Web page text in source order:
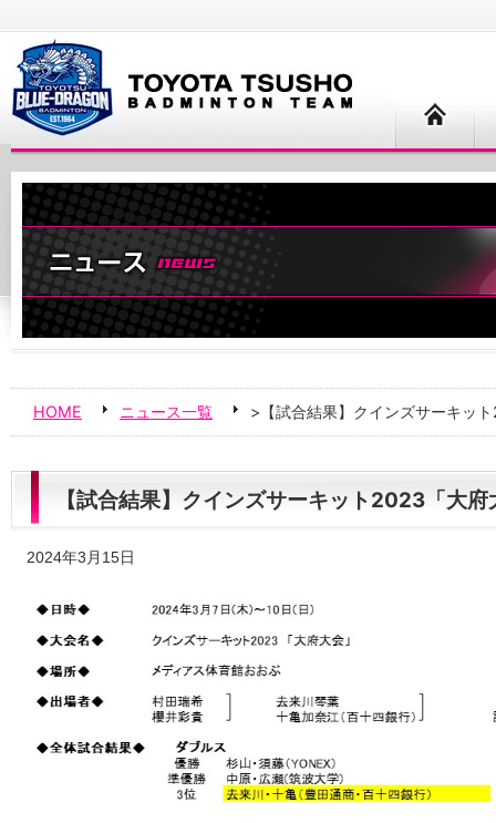
HOME ニュース一覧 >【試合結果】クインズサーキッ
【試合結果】クインズサーキット2023「大
2024年3月15日